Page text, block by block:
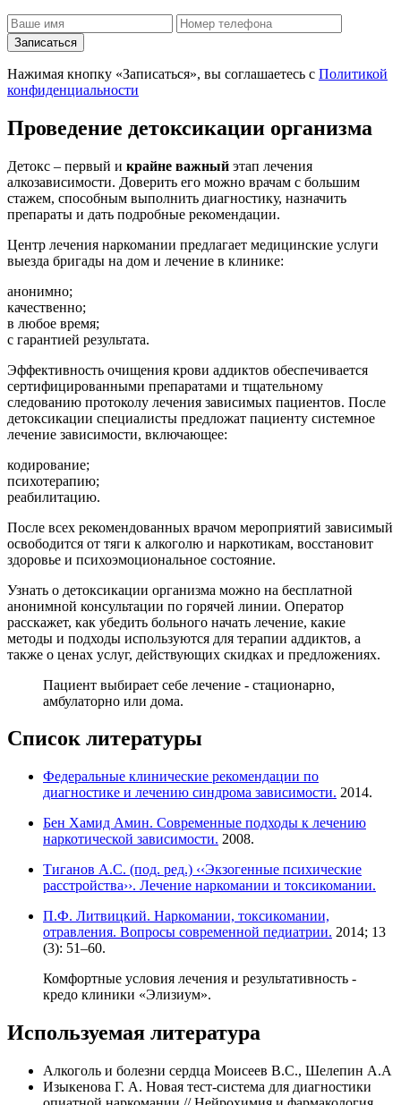
Записаться
Нажимая кнопку «Записаться», вы соглашаетесь с Политикой
конфиденциальности
Проведение детоксикации организма
Детокс – первый и крайне важный этап лечения
алкозависимости. Доверить его можно врачам с большим
стажем, способным выполнить диагностику, назначить
препараты и дать подробные рекомендации.
Центр лечения наркомании предлагает медицинские услуги
выезда бригады на дом и лечение в клинике:
анонимно;
качественно;
в любое время;
с гарантией результата.
Эффективность очищения крови аддиктов обеспечивается
сертифицированными препаратами и тщательному
следованию протоколу лечения зависимых пациентов. После
детоксикации специалисты предложат пациенту системное
лечение зависимости, включающее:
кодирование;
психотерапию;
реабилитацию.
После всех рекомендованных врачом мероприятий зависимый
освободится от тяги к алкоголю и наркотикам, восстановит
здоровье и психоэмоциональное состояние.
Узнать о детоксикации организма можно на бесплатной
анонимной консультации по горячей линии. Оператор
расскажет, как убедить больного начать лечение, какие
методы и подходы используются для терапии аддиктов, а
также о ценах услуг, действующих скидках и предложениях.
Пациент выбирает себе лечение - стационарно,
амбулаторно или дома.
Список литературы
Федеральные клинические рекомендации по
диагностике и лечению синдрома зависимости. 2014.
Бен Хамид Амин. Современные подходы к лечению
наркотической зависимости. 2008.
Тиганов А.С. (под. ред.) ‹‹Экзогенные психические
расстройства››. Лечение наркомании и токсикомании.
П.Ф. Литвицкий. Наркомании, токсикомании,
отравления. Вопросы современной педиатрии. 2014; 13
(3): 51–60.
Комфортные условия лечения и результативность -
кредо клиники «Элизиум».
Используемая литература
Алкоголь и болезни сердца Моисеев В.С., Шелепин А.А
Изыкенова Г. А. Новая тест-система для диагностики